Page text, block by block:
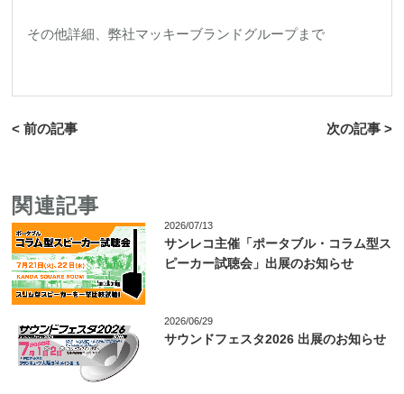
その他詳細、弊社マッキーブランドグループまで
< 前の記事 次の記事 >
関連記事
2026/07/13
サンレコ主催「ポータブル・コラム型ス
ピーカー試聴会」出展のお知らせ
2026/06/29
サウンドフェスタ2026 出展のお知らせ